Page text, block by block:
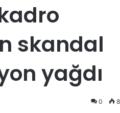
skandal
yağdı
0